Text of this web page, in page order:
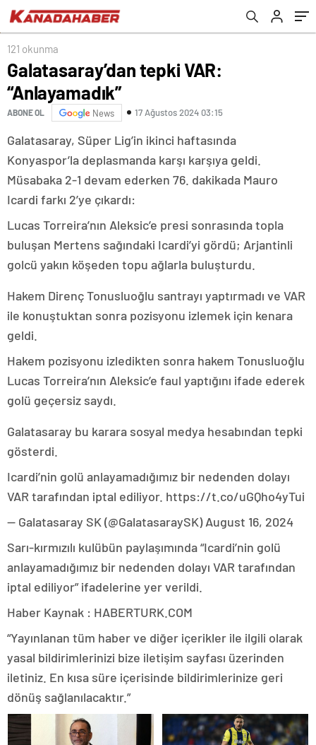
121 okunma
Galatasaray’dan tepki VAR:
“Anlayamadık”
ABONE OL News 17 Ağustos 2024 03:15
Galatasaray, Süper Lig’in ikinci haftasında
Konyaspor’la deplasmanda karşı karşıya geldi.
Müsabaka 2-1 devam ederken 76. dakikada Mauro
Icardi farkı 2’ye çıkardı:
Lucas Torreira’nın Aleksic’e presi sonrasında topla
buluşan Mertens sağındaki Icardi’yi gördü; Arjantinli
golcü yakın köşeden topu ağlarla buluşturdu.
Hakem Direnç Tonusluoğlu santrayı yaptırmadı ve VAR
ile konuştuktan sonra pozisyonu izlemek için kenara
geldi.
Hakem pozisyonu izledikten sonra hakem Tonusluoğlu
Lucas Torreira’nın Aleksic’e faul yaptığını ifade ederek
golü geçersiz saydı.
Galatasaray bu karara sosyal medya hesabından tepki
gösterdi.
Icardi’nin golü anlayamadığımız bir nedenden dolayı
VAR tarafından iptal ediliyor. https://t.co/uGQho4yTui
— Galatasaray SK (@GalatasaraySK) August 16, 2024
Sarı-kırmızılı kulübün paylaşımında “Icardi’nin golü
anlayamadığımız bir nedenden dolayı VAR tarafından
iptal ediliyor” ifadelerine yer verildi.
Haber Kaynak : HABERTURK.COM
“Yayınlanan tüm haber ve diğer içerikler ile ilgili olarak
yasal bildirimlerinizi bize iletişim sayfası üzerinden
iletiniz. En kısa süre içerisinde bildirimlerinize geri
dönüş sağlanılacaktır.”